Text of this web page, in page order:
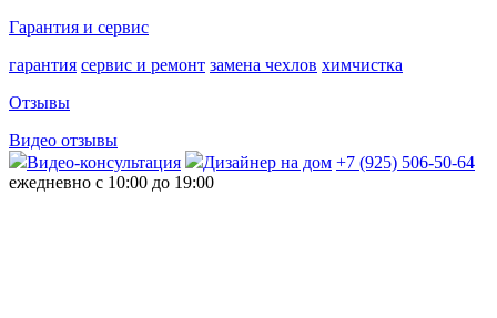
Гарантия и сервис
гарантия сервис и ремонт замена чехлов химчистка
Отзывы
Видео отзывы
Видео-консультация
Дизайнер на дом +7 (925) 506-50-64
ежедневно с 10:00 до 19:00